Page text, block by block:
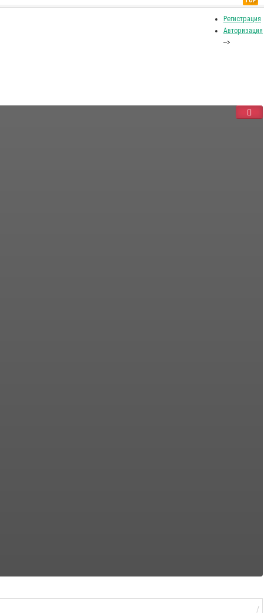
Регистрация
Авторизация
-->